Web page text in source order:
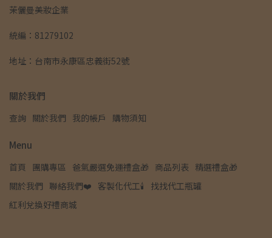
茉儷曼美妝企業
統編：81279102
地址：台南市永康區忠義街52號
關於我們
查詢 關於我們 我的帳戶 購物須知
Menu
首頁 團購專區 爸氣嚴選免運禮盒🎁 商品列表 精選禮盒🎁
關於我們 聯絡我們❤️ 客製化代工🕯️
找找代工瓶罐
紅利兌換好禮商城